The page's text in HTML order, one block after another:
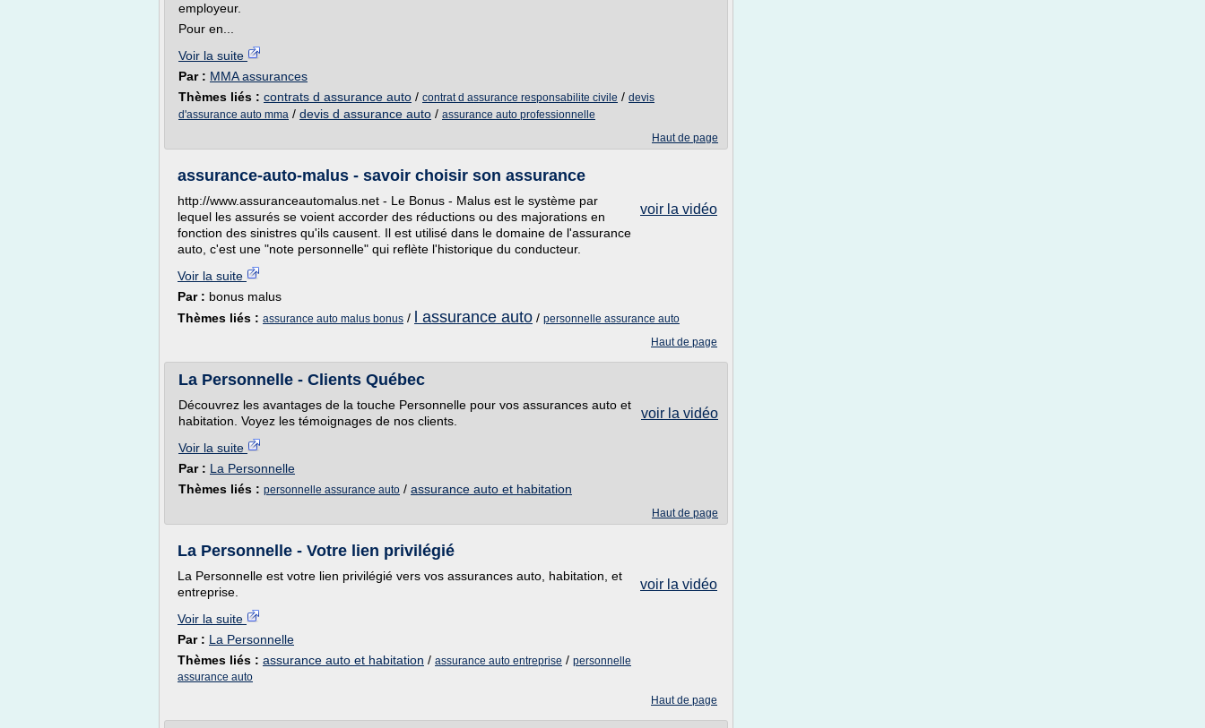
employeur.
Pour en...
Voir la suite
Par : MMA assurances
Thèmes liés : contrats d assurance auto / contrat d assurance responsabilite civile / devis
d'assurance auto mma / devis d assurance auto / assurance auto professionnelle
Haut de page
assurance-auto-malus - savoir choisir son assurance
voir la vidéo
http://www.assuranceautomalus.net - Le Bonus - Malus est le système par
lequel les assurés se voient accorder des réductions ou des majorations en
fonction des sinistres qu'ils causent. Il est utilisé dans le domaine de l'assurance
auto, c'est une "note personnelle" qui reflète l'historique du conducteur.
Voir la suite
Par : bonus malus
Thèmes liés : assurance auto malus bonus / l assurance auto / personnelle assurance auto
Haut de page
La Personnelle - Clients Québec
voir la vidéo
Découvrez les avantages de la touche Personnelle pour vos assurances auto et
habitation. Voyez les témoignages de nos clients.
Voir la suite
Par : La Personnelle
Thèmes liés : personnelle assurance auto / assurance auto et habitation
Haut de page
La Personnelle - Votre lien privilégié
voir la vidéo
La Personnelle est votre lien privilégié vers vos assurances auto, habitation, et
entreprise.
Voir la suite
Par : La Personnelle
Thèmes liés : assurance auto et habitation / assurance auto entreprise / personnelle
assurance auto
Haut de page